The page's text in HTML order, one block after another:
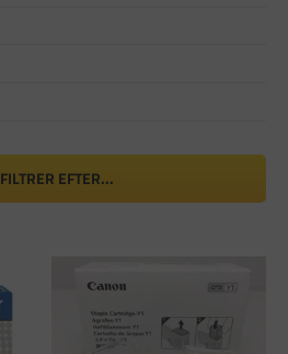
FILTRER EFTER...